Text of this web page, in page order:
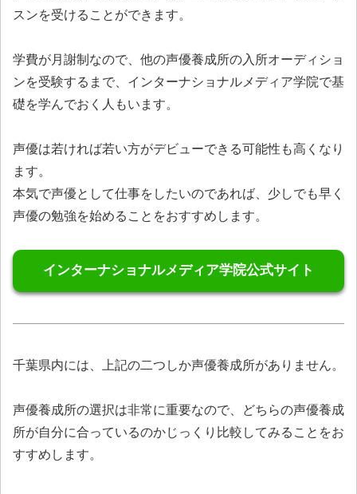
スンを受けることができます。
学費が月謝制なので、他の声優養成所の入所オーディショ
ンを受験するまで、インターナショナルメディア学院で基
礎を学んでおく人もいます。
声優は若ければ若い方がデビューできる可能性も高くなり
ます。
本気で声優として仕事をしたいのであれば、少しでも早く
声優の勉強を始めることをおすすめします。
インターナショナルメディア学院公式サイト
千葉県内には、上記の二つしか声優養成所がありません。
声優養成所の選択は非常に重要なので、どちらの声優養成
所が自分に合っているのかじっくり比較してみることをお
すすめします。